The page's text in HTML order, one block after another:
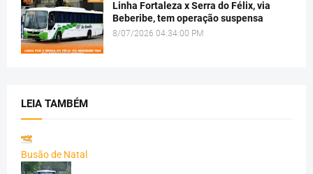
Linha Fortaleza x Serra do Félix, via
Beberibe, tem operação suspensa
8/07/2026 04:34:00 PM
LEIA TAMBÉM
Busão de Natal